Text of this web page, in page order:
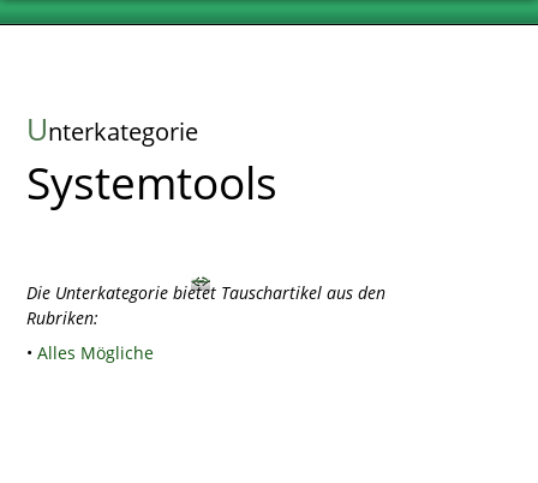
Unterkategorie
Systemtools
Die Unterkategorie bietet Tauschartikel aus den
Rubriken:
•Alles Mögliche